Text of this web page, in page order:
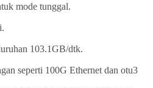
mode tunggal.
103.1GB/dtk.
seperti 100G Ethernet dan otu3